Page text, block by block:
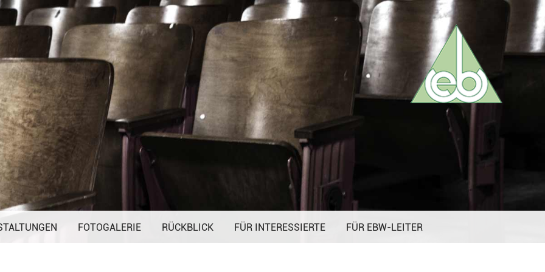
überspringen
FOTOGALERIE RÜCKBLICK FÜR INTERESSIERTE FÜR EBW-LEITER